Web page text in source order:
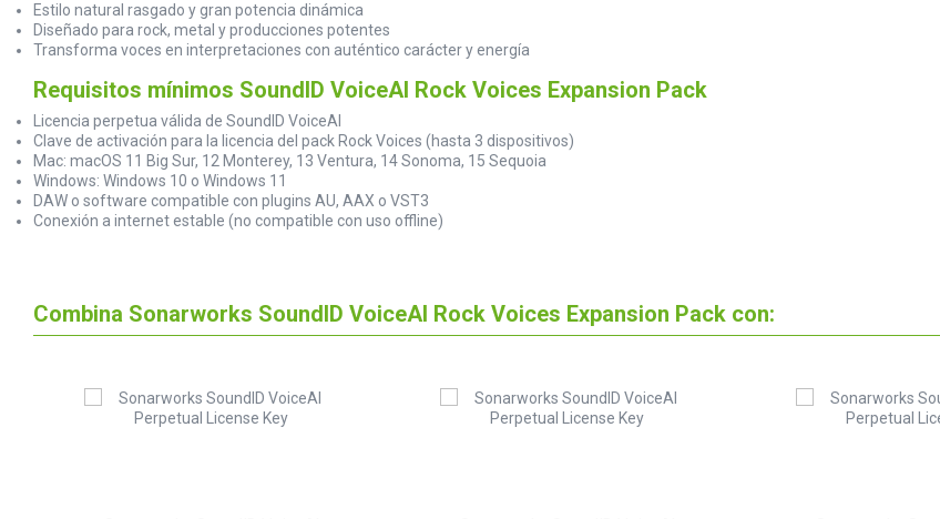
Estilo natural rasgado y gran potencia dinámica
Diseñado para rock, metal y producciones potentes
Transforma voces en interpretaciones con auténtico carácter y energía
Requisitos mínimos SoundID VoiceAI Rock Voices Expansion Pack
Licencia perpetua válida de SoundID VoiceAI
Clave de activación para la licencia del pack Rock Voices (hasta 3 dispositivos)
Mac: macOS 11 Big Sur, 12 Monterey, 13 Ventura, 14 Sonoma, 15 Sequoia
Windows: Windows 10 o Windows 11
DAW o software compatible con plugins AU, AAX o VST3
Conexión a internet estable (no compatible con uso offline)
Combina Sonarworks SoundID VoiceAI Rock Voices Expansion Pack con: